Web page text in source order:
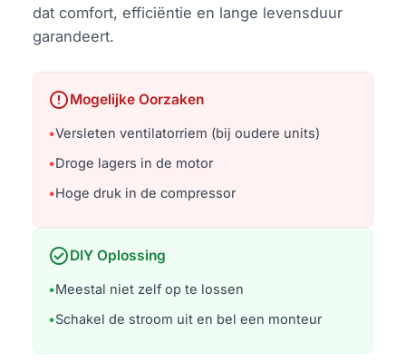
dat comfort, efficiëntie en lange levensduur
garandeert.
errorMogelijke Oorzaken
•Versleten ventilatorriem (bij oudere units)
•Droge lagers in de motor
•Hoge druk in de compressor
check_circleDIY Oplossing
•Meestal niet zelf op te lossen
•Schakel de stroom uit en bel een monteur